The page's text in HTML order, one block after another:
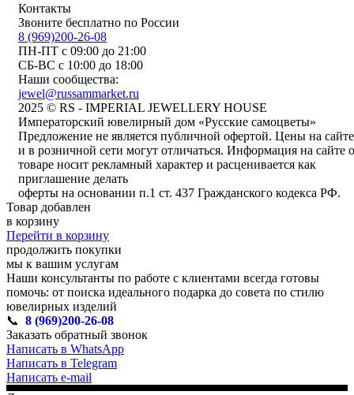
Контакты
Звоните бесплатно по России
8 (969)200-26-08
ПН-ПТ с 09:00 до 21:00
СБ-ВС с 10:00 до 18:00
Наши сообщества:
jewel@russammarket.ru
2025 © RS - IMPERIAL JEWELLERY HOUSE
Императорский ювелирный дом «Русские самоцветы»
Предложение не является публичной офертой. Цены на сайте
и в розничной сети могут отличаться. Информация на сайте о
товаре носит рекламный характер и расценивается как
приглашение делать
оферты на основании п.1 ст. 437 Гражданского кодекса РФ.
Товар добавлен
в корзину
Перейти в корзину
продолжить покупки
мы к вашим услугам
Наши консультанты по работе с клиентами всегда готовы
помочь: от поиска идеального подарка до совета по стилю
ювелирных изделий
📞 8 (969)200-26-08
Заказать обратный звонок
Написать в WhatsApp
Написать в Telegram
Написать e-mail